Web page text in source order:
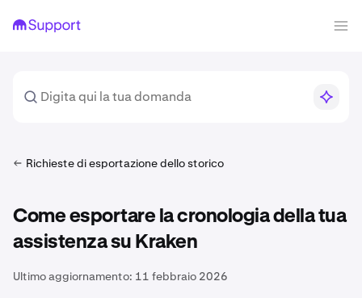
Richieste di esportazione dello storico
Come esportare la cronologia della tua
assistenza su Kraken
Ultimo aggiornamento: 11 febbraio 2026